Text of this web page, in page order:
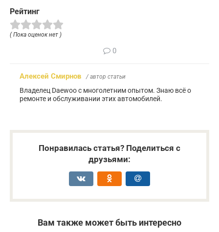
Рейтинг
( Пока оценок нет )
0
Алексей Смирнов / автор статьи
Владелец Daewoo с многолетним опытом. Знаю всё о
ремонте и обслуживании этих автомобилей.
Понравилась статья? Поделиться с
друзьями:
Вам также может быть интересно